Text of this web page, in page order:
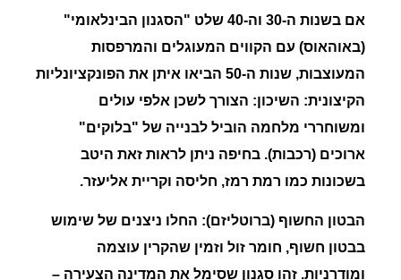
אם בשנות ה-30 וה-40 שלט "הסגנון הבינלאומי"
(באוהאוס) עם הקווים המעוגלים והמרפסות
המעוצבות, שנות ה-50 הביאו איתן את ה
פונקציונליות
הקיצונית: השיכון: הצורך לשכן אלפי עולים
ומשוחררי מלחמה הוביל לבנייה של "בלוקים"
ארוכים (רכבות). בחיפה ניתן לראות זאת היטב
בשכונות כמו רמת רמז, חליסה וקריית אליעזר.
הבטון החשוף (ברוטליזם): החלו ניצנים של שימוש
בבטון חשוף, חומר זול וזמין שהקרין עוצמה
ומודרניות. זהו סגנון שסימל את המדינה הצעירה –